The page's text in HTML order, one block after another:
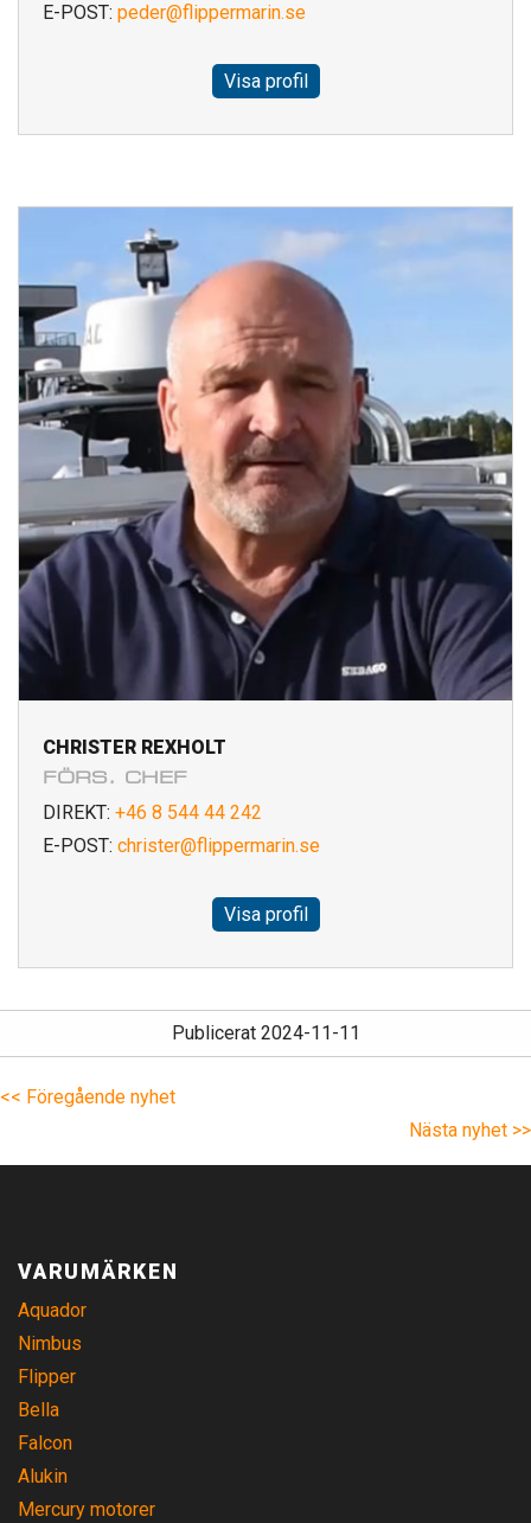
E-POST: peder@flippermarin.se
Visa profil
CHRISTER REXHOLT
FÖRS. CHEF
DIREKT: +46 8 544 44 242
E-POST: christer@flippermarin.se
Visa profil
Publicerat 2024-11-11
<< Föregående nyhet
Nästa nyhet >>
VARUMÄRKEN
Aquador
Nimbus
Flipper
Bella
Falcon
Alukin
Mercury motorer